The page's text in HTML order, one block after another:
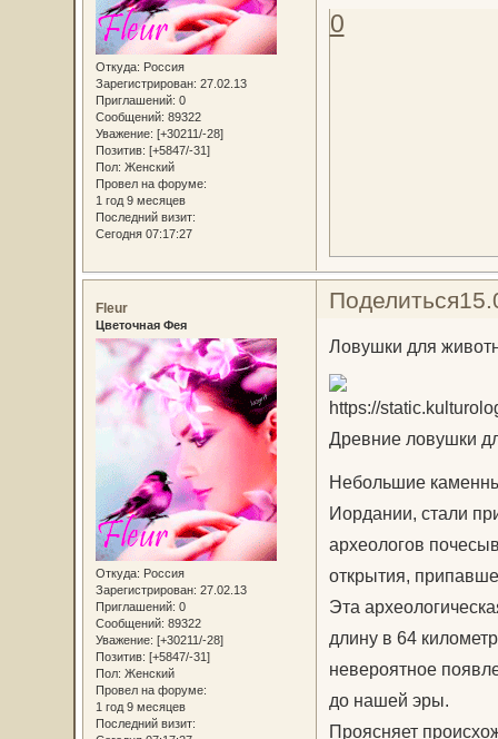
Откуда: Россия
Зарегистрирован: 27.02.13
Приглашений: 0
Сообщений: 89322
Уважение: [+30211/-28]
Позитив: [+5847/-31]
Пол: Женский
Провел на форуме:
1 год 9 месяцев
Последний визит:
Сегодня 07:17:27
0
Поделиться
Fleur
Цветочная Фея
Откуда: Россия
Зарегистрирован: 27.02.13
Приглашений: 0
Сообщений: 89322
Уважение: [+30211/-28]
Позитив: [+5847/-31]
Пол: Женский
Провел на форуме:
1 год 9 месяцев
Последний визит:
Ловушки для
Древние ловушки
Небольшие
Иордании, стали
археологов
открытия,
Эта
длину в 64
невероятное
до нашей эры.
Проясняет